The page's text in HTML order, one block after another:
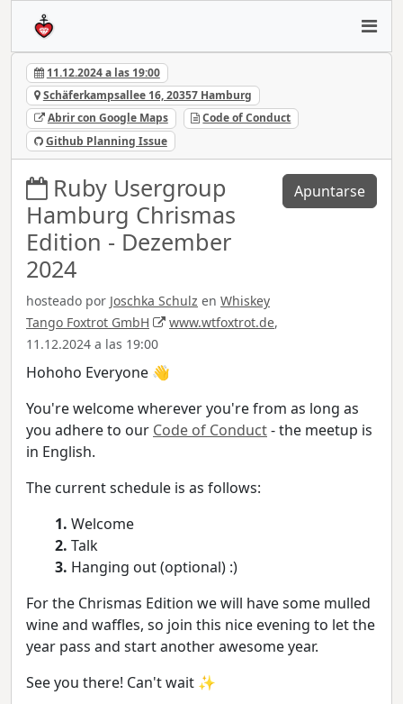
11.12.2024 a las 19:00
Schäferkampsallee 16, 20357 Hamburg
Abrir con Google Maps
Code of Conduct
Github Planning Issue
Ruby Usergroup
Hamburg Chrismas
Edition - Dezember
2024
hosteado por Joschka Schulz en Whiskey
Tango Foxtrot GmbH
www.wtfoxtrot.de,
11.12.2024 a las 19:00
Apuntarse
Hohoho Everyone 👋
You're welcome wherever you're from as long as
you adhere to our Code of Conduct- the meetup is
in English.
The current schedule is as follows:
1. Welcome
2. Talk
3. Hanging out (optional) :)
For the Chrismas Edition we will have some mulled
wine and waffles, so join this nice evening to let the
year pass and start another awesome year.
See you there! Can't wait ✨